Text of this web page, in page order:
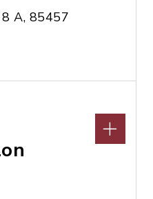
A, 85457